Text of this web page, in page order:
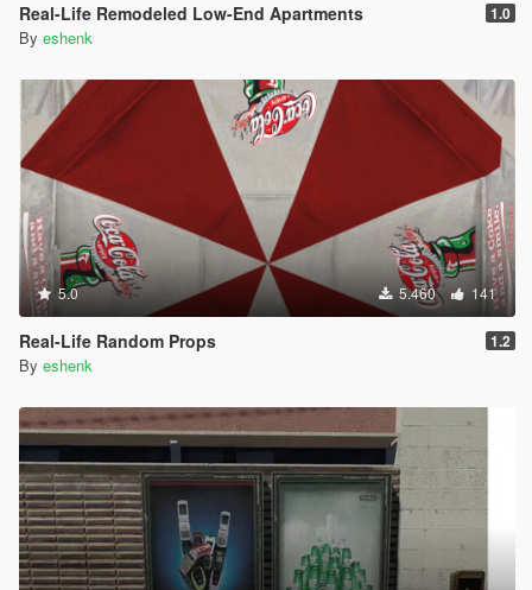
Real-Life Remodeled Low-End Apartments 1.0
By eshenk
5.0 5.460 141
Real-Life Random Props 1.2
By eshenk